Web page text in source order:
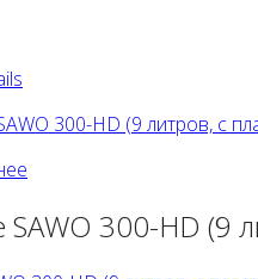
300-HD (9